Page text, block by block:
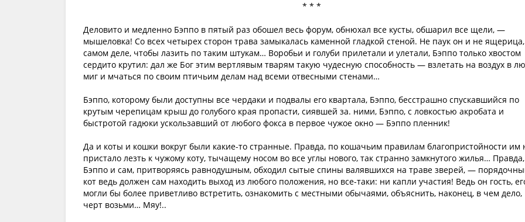
* * *
Деловито и медленно Бэппо в пятый раз обошел весь форум, обнюхал все кусты, обшарил все щели, —
мышеловка! Со всех четырех сторон трава замыкалась каменной гладкой стеной. Не паук он и не
самом деле, чтобы лазить по таким штукам… Воробьи и голуби прилетали и улетали, Бэппо только хвостом
сердито крутил: дал же Бог этим вертлявым тварям такую чудесную способность — взлетать на воздух в
миг и мчаться по своим птичьим делам над всеми отвесными стенами…
Бэппо, которому были доступны все чердаки и подвалы его квартала, Бэппо, бесстрашно спускавшийся по
крутым черепицам крыш до голубого края пропасти, сиявшей за. ними, Бэппо, с ловкостью акробата и
быстротой гадюки ускользавший от любого фокса в первое чужое окно — Бэппо пленник!
Да и коты и кошки вокруг были какие-то странные. Правда, по кошачьим правилам благопристойности им
пристало лезть к чужому коту, тычащему носом во все углы нового, так странно замкнутого жилья… Правда,
Бэппо и сам, притворяясь равнодушным, обходил сытые спины валявшихся на траве зверей, —
кот ведь должен сам находить выход из любого положения, но все-таки: ни капли участия! Ведь он гость,
могли бы более приветливо встретить, ознакомить с местными обычаями, объяснить, наконец, в чем дело,
черт возьми… Мяу!..